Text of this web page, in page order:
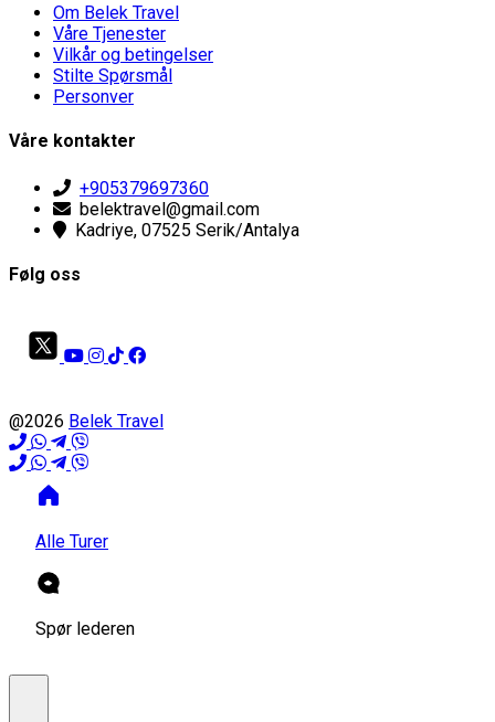
Om Belek Travel
Våre Tjenester
Vilkår og betingelser
Stilte Spørsmål
Personver
Våre kontakter
+905379697360
belektravel@gmail.com
Kadriye, 07525 Serik/Antalya
Følg oss
@2026 Belek Travel
Alle Turer
Spør lederen